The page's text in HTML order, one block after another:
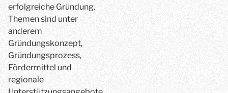
erfolgreiche Gründung.
Themen sind unter
anderem
Gründungskonzept,
Gründungsprozess,
Fördermittel und
regionale